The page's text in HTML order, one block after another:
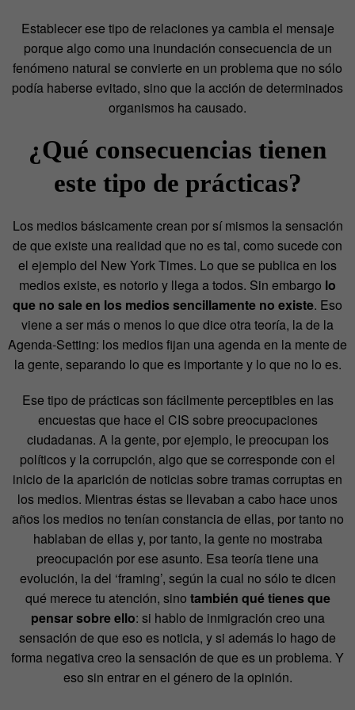
Establecer ese tipo de relaciones ya cambia el mensaje
porque algo como una inundación consecuencia de un
fenómeno natural se convierte en un problema que no sólo
podía haberse evitado, sino que la acción de determinados
organismos ha causado.
¿Qué consecuencias tienen
este tipo de prácticas?
Los medios básicamente crean por sí mismos la sensación
de que existe una realidad que no es tal, como sucede con
el ejemplo del New York Times. Lo que se publica en los
medios existe, es notorio y llega a todos. Sin embargo lo
que no sale en los medios sencillamente no existe. Eso
viene a ser más o menos lo que dice otra teoría, la de la
Agenda-Setting: los medios fijan una agenda en la mente de
la gente, separando lo que es importante y lo que no lo es.
Ese tipo de prácticas son fácilmente perceptibles en las
encuestas que hace el CIS sobre preocupaciones
ciudadanas. A la gente, por ejemplo, le preocupan los
políticos y la corrupción, algo que se corresponde con el
inicio de la aparición de noticias sobre tramas corruptas en
los medios. Mientras éstas se llevaban a cabo hace unos
años los medios no tenían constancia de ellas, por tanto no
hablaban de ellas y, por tanto, la gente no mostraba
preocupación por ese asunto. Esa teoría tiene una
evolución, la del ‘framing’, según la cual no sólo te dicen
qué merece tu atención, sino también qué tienes que
pensar sobre ello: si hablo de inmigración creo una
sensación de que eso es noticia, y si además lo hago de
forma negativa creo la sensación de que es un problema. Y
eso sin entrar en el género de la opinión.